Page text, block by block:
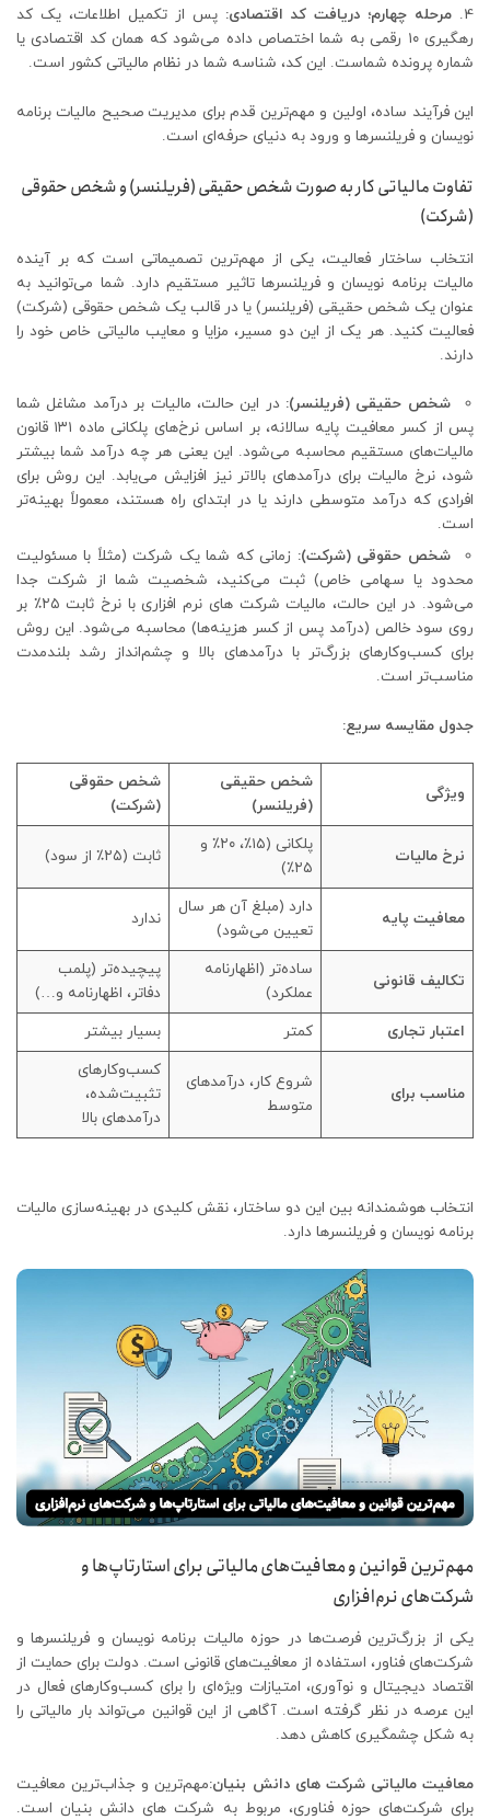
مرحله چهارم؛ دریافت کد اقتصادی: پس از تکمیل اطلاعات، یک کد
رهگیری ۱۰ رقمی به شما اختصاص داده می‌شود که همان کد اقتصادی یا
شماره پرونده شماست. این کد، شناسه شما در نظام مالیاتی کشور است.
این فرآیند ساده، اولین و مهم‌ترین قدم برای مدیریت صحیح مالیات برنامه
نویسان و فریلنسرها و ورود به دنیای حرفه‌ای است.
تفاوت مالیاتی کار به صورت شخص حقیقی (فریلنسر) و شخص حقوقی
(شرکت)
انتخاب ساختار فعالیت، یکی از مهم‌ترین تصمیماتی است که بر آینده
مالیات برنامه نویسان و فریلنسرها تاثیر مستقیم دارد. شما می‌توانید به
عنوان یک شخص حقیقی (فریلنسر) یا در قالب یک شخص حقوقی (شرکت)
فعالیت کنید. هر یک از این دو مسیر، مزایا و معایب مالیاتی خاص خود را
دارند.
شخص حقیقی (فریلنسر): در این حالت، مالیات بر درآمد مشاغل شما
پس از کسر معافیت پایه سالانه، بر اساس نرخ‌های پلکانی ماده ۱۳۱ قانون
مالیات‌های مستقیم محاسبه می‌شود. این یعنی هر چه درآمد شما بیشتر
شود، نرخ مالیات برای درآمدهای بالاتر نیز افزایش می‌یابد. این روش برای
افرادی که درآمد متوسطی دارند یا در ابتدای راه هستند، معمولاً بهینه‌تر
است.
شخص حقوقی (شرکت): زمانی که شما یک شرکت (مثلاً با مسئولیت
محدود یا سهامی خاص) ثبت می‌کنید، شخصیت شما از شرکت جدا
می‌شود. در این حالت، مالیات شرکت های نرم افزاری با نرخ ثابت ۲۵٪ بر
روی سود خالص (درآمد پس از کسر هزینه‌ها) محاسبه می‌شود. این روش
برای کسب‌وکارهای بزرگ‌تر با درآمدهای بالا و چشم‌انداز رشد بلندمدت
مناسب‌تر است.
جدول مقایسه سریع:
ویژگی
شخص حقیقی
(فریلنسر)
شخص حقوقی
(شرکت)
نرخ مالیات
پلکانی (۱۵٪، ۲۰٪ و
۲۵٪)
ثابت (۲۵٪ از سود)
معافیت پایه
دارد (مبلغ آن هر سال
تعیین می‌شود)
ندارد
تکالیف قانونی
ساده‌تر (اظهارنامه
عملکرد)
پیچیده‌تر (پلمب
دفاتر، اظهارنامه و…)
اعتبار تجاری
کمتر بسیار بیشتر
مناسب برای
شروع کار، درآمدهای
متوسط
کسب‌وکارهای
تثبیت‌شده،
درآمدهای بالا
انتخاب هوشمندانه بین این دو ساختار، نقش کلیدی در بهینه‌سازی مالیات
برنامه نویسان و فریلنسرها دارد.
مهم‌ترین قوانین و معافیت‌های مالیاتی برای استارتاپ‌ها و
شرکت‌های نرم‌افزاری
یکی از بزرگ‌ترین فرصت‌ها در حوزه مالیات برنامه نویسان و فریلنسرها و
شرکت‌های فناور، استفاده از معافیت‌های قانونی است. دولت برای حمایت از
اقتصاد دیجیتال و نوآوری، امتیازات ویژه‌ای را برای کسب‌وکارهای فعال در
این عرصه در نظر گرفته است. آگاهی از این قوانین می‌تواند بار مالیاتی را
به شکل چشمگیری کاهش دهد.
معافیت مالیاتی شرکت های دانش بنیان:مهم‌ترین و جذاب‌ترین معافیت
برای شرکت‌های حوزه فناوری، مربوط به شرکت های دانش بنیان است.